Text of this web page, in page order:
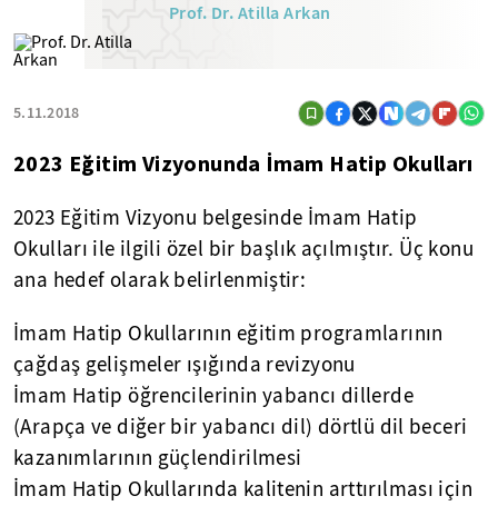
Prof. Dr. Atilla Arkan
5.11.2018
2023 Eğitim Vizyonunda İmam Hatip Okulları
2023 Eğitim Vizyonu belgesinde İmam Hatip
Okulları ile ilgili özel bir başlık açılmıştır. Üç konu
ana hedef olarak belirlenmiştir:
İmam Hatip Okullarının eğitim programlarının
çağdaş gelişmeler ışığında revizyonu
İmam Hatip öğrencilerinin yabancı dillerde
(Arapça ve diğer bir yabancı dil) dörtlü dil beceri
kazanımlarının güçlendirilmesi
İmam Hatip Okullarında kalitenin arttırılması için